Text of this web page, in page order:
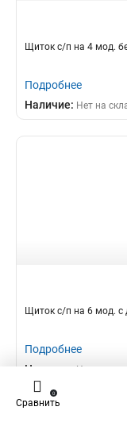
Щиток с/п на 4 мод.
Подробнее
Наличие: Нет на
Щиток с/п на 6 мод. с
Подробнее
Наличие: Нет на
Сравнить
0